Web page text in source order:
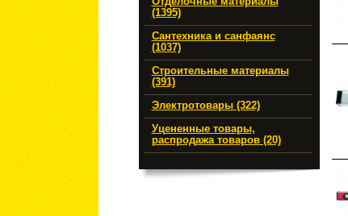
(1395)
Сантехника и санфаянс
(1037)
Строительные материалы
(391)
Электротовары (322)
Уцененные товары,
распродажа товаров (20)